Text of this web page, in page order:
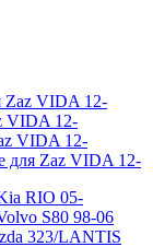
Zaz VIDA 12-
VIDA 12-
VIDA 12-
для Zaz VIDA 12-
RIO 05-
S80 98-06
323/LANTIS